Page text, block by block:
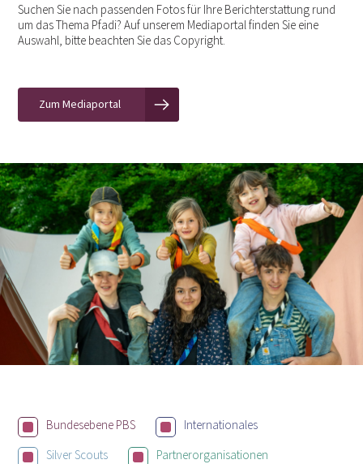
Suchen Sie nach passenden Fotos für Ihre Berichterstattung rund
um das Thema Pfadi? Auf unserem Mediaportal finden Sie eine
Auswahl, bitte beachten Sie das Copyright.
Zum Mediaportal
Bundesebene PBS
Internationales
Silver Scouts
Partnerorganisationen